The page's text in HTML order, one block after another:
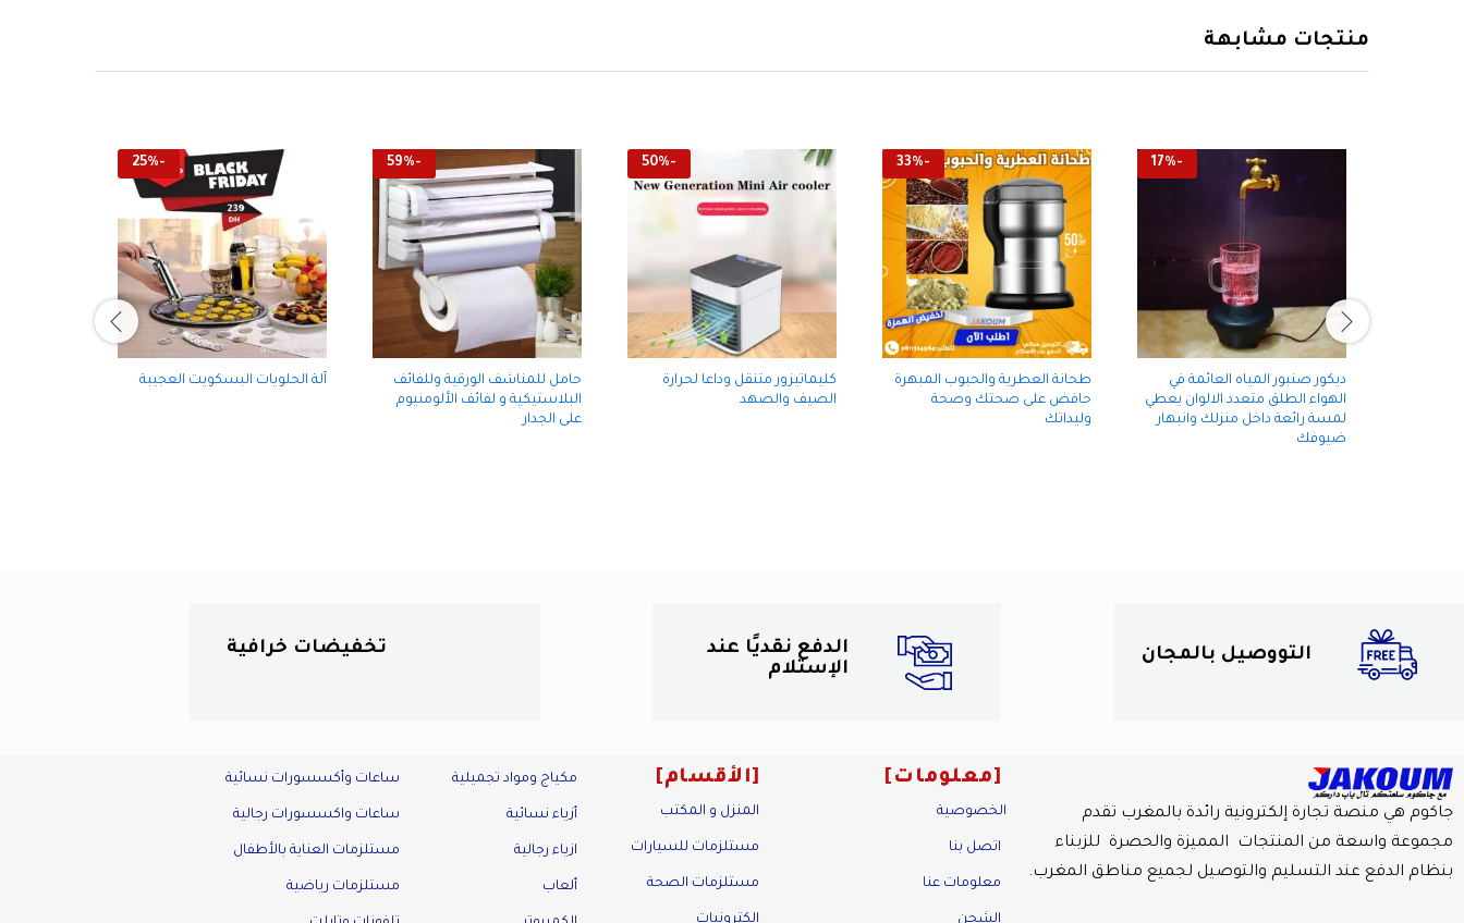
منتجات مشابهة
-
17%
ديكور صنبور المياه العائمة في
الهواء الطلق متعدد الالوان يعطي
لمسة رائعة داخل منزلك وانبهار
ضيوفك
-
33%
طحانة العطرية والحبوب المبهرة
حافض على صحتك وصحة
وليداتك
-
50%
كليماتيزور متنقل وداعا لحرارة
الصيف والصهد
-
59%
حامل للمناشف الورقية وللفائف
البلاستيكية و لفائف الألومنيوم
على الجدار
-
25%
آلة الحلويات البسكويت العجيبة
التووصيل بالمجان
الدفع نقديًا عند
الإستلام
تخفيضات خرافية
جاكوم هي منصة تجارة إلكترونية رائدة بالمغرب تقدم
مجموعة واسعة من المنتجات المميزة والحصرة للزبناء
بنظام الدفع عند التسليم والتوصيل لجميع مناطق المغرب.
معلومات
الخصوصية
اتصل بنا
معلومات عنا
الشحن
الأقسام
المنزل و المكتب
مستلزمات للسيارات
مستلزمات الصحة
إلكترونيات
مكياج ومواد تجميلية
أزياء نسائية
ازياء رجالية
ألعاب
ساعات وأكسسورات نسائية
ساعات واكسسورات رجالية
مستلزمات العناية بالأطفال
مستلزمات رياضية